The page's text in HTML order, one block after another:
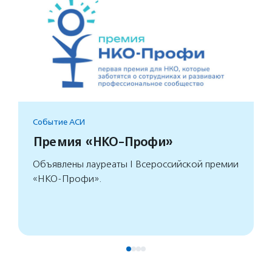
Событие АСИ
Премия «НКО-Профи»
Объявлены лауреаты I Всероссийской премии
«НКО-Профи».